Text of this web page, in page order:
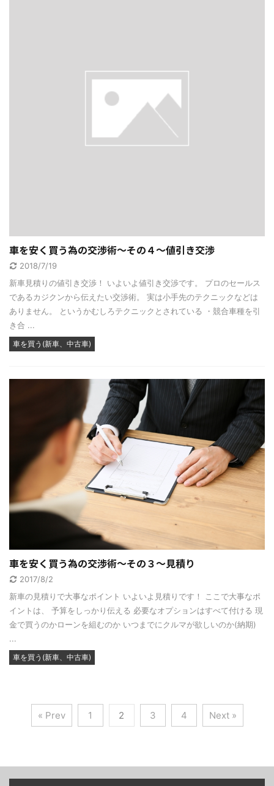
車を安く買う為の交渉術～その４～値引き交渉
2018/7/19
新車見積りの値引き交渉！ いよいよ値引き交渉です。 プロのセールス
であるカジクンから伝えたい交渉術。 実は小手先のテクニックなどは
ありません。 というかむしろテクニックとされている ・競合車種を引
き合 ...
車を買う(新車、中古車)
車を安く買う為の交渉術～その３～見積り
2017/8/2
新車の見積りで大事なポイント いよいよ見積りです！ ここで大事なポ
イントは、 予算をしっかり伝える 必要なオプションはすべて付ける 現
金で買うのかローンを組むのか いつまでにクルマが欲しいのか(納期)
...
車を買う(新車、中古車)
« Prev 1 2 3 4 Next »